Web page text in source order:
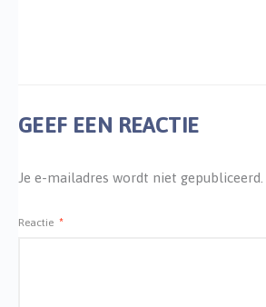
GEEF EEN REACTIE
Je e-mailadres wordt niet gepubliceerd.
Reactie *